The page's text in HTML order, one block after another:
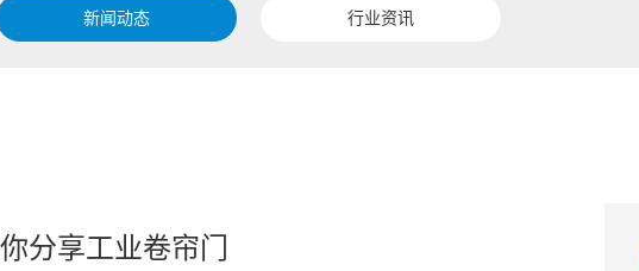
欧标折叠门
新闻动态 行业资讯
分享工业卷帘门